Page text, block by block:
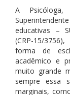
A
educativas –
(CRP-15/
forma de
acadêmico e
muito grande
sempre essa
marginais,